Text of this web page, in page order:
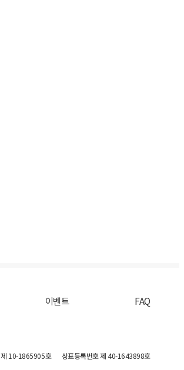
이벤트 FAQ
제 10-1865905호 상표등록번호제 40-1643898호